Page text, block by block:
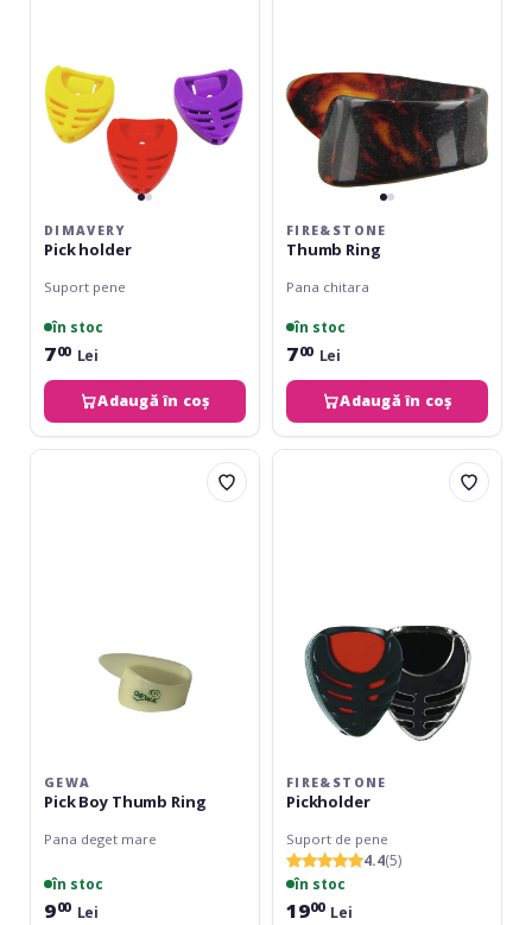
DIMAVERY
Pick holder
Suport pene
în stoc
700 Lei
Adaugă în coș
FIRE&STONE
Thumb Ring
Pana chitara
în stoc
700 Lei
Adaugă în coș
Gewa
GEWA
Pick Boy Thumb Ring
Pana deget mare
în stoc
900 Lei
Fire&Stone
FIRE&STONE
Pickholder
Suport de pene
4.4(5)
în stoc
1900 Lei